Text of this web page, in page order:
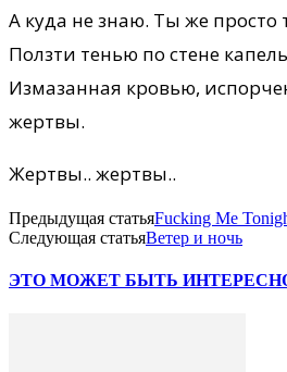
А куда не знаю. Ты же просто
Ползти тенью по стене
Измазанная кровью,
жертвы.
Жертвы.. жертвы..
Предыдущая статьяFucking Me
Следующая статьяВетер и ночь
ЭТО МОЖЕТ БЫТЬ